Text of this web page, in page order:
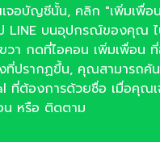
จอบัญชีนั้น, คลิก "เพิ่มเพื่อ
LINE บนอุปกรณ์ของคุณ
วา กดที่ไอคอน เพิ่มเพื่อน
ที่ปรากฏขึ้น, คุณสามารถค้
ที่ต้องการด้วยชื่อ เมื่อคุณ
น หรือ ติดตาม